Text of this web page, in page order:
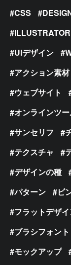
CSS
ILLUSTRATOR
UIデザイン
アクション素材
ウェブサイト
オンラインツ
サンセリフ
テクスチャ
デザインの種
パターン
ビ
フラットデザ
ブラシフォント
モックアップ